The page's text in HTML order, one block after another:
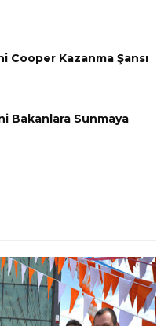
Cooper Kazanma Şansı
Bakanlara Sunmaya